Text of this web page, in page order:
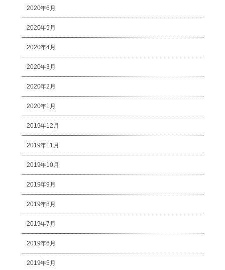
2020年6月
2020年5月
2020年4月
2020年3月
2020年2月
2020年1月
2019年12月
2019年11月
2019年10月
2019年9月
2019年8月
2019年7月
2019年6月
2019年5月